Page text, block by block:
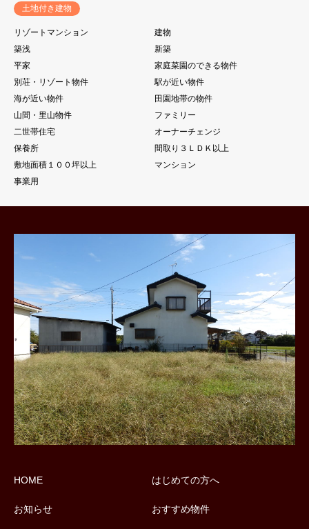
土地付き建物
リゾートマンション
建物
築浅
新築
平家
家庭菜園のできる物件
別荘・リゾート物件
駅が近い物件
海が近い物件
田園地帯の物件
山間・里山物件
ファミリー
二世帯住宅
オーナーチェンジ
保養所
間取り３ＬＤＫ以上
敷地面積１００坪以上
マンション
事業用
HOME
お知らせ
はじめての方へ
おすすめ物件